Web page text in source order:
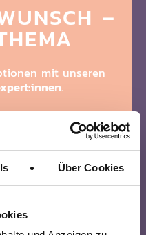
Über Cookies
–
mit unseren
.